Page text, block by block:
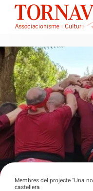
Membres del projecte "Una
castellera